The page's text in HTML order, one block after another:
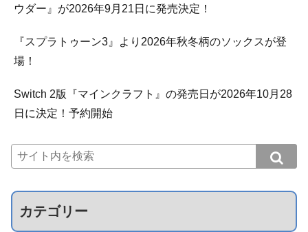
ウダー』が2026年9月21日に発売決定！
『スプラトゥーン3』より2026年秋冬柄のソックスが登
場！
Switch 2版『マインクラフト』の発売日が2026年10月28
日に決定！予約開始
カテゴリー